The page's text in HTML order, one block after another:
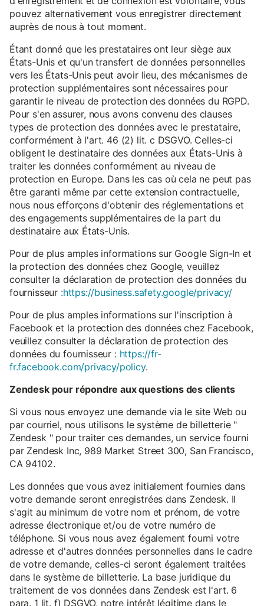
pouvez alternativement vous enregistrer directement
auprès de nous à tout moment.
Étant donné que les prestataires ont leur siège aux
États-Unis et qu'un transfert de données personnelles
vers les États-Unis peut avoir lieu, des mécanismes de
protection supplémentaires sont nécessaires pour
garantir le niveau de protection des données du RGPD.
Pour s'en assurer, nous avons convenu des clauses
types de protection des données avec le prestataire,
conformément à l'art. 46 (2) lit. c DSGVO. Celles-ci
obligent le destinataire des données aux États-Unis à
traiter les données conformément au niveau de
protection en Europe. Dans les cas où cela ne peut pas
être garanti même par cette extension contractuelle,
nous nous efforçons d'obtenir des réglementations et
des engagements supplémentaires de la part du
destinataire aux États-Unis.
Pour de plus amples informations sur Google Sign-In et
la protection des données chez Google, veuillez
consulter la déclaration de protection des données du
fournisseur :https://business.safety.google/privacy/
Pour de plus amples informations sur l'inscription à
Facebook et la protection des données chez Facebook,
veuillez consulter la déclaration de protection des
données du fournisseur : https://fr-
fr.facebook.com/privacy/policy.
Zendesk pour répondre aux questions des clients
Si vous nous envoyez une demande via le site Web ou
par courriel, nous utilisons le système de billetterie "
Zendesk " pour traiter ces demandes, un service fourni
par Zendesk Inc, 989 Market Street 300, San Francisco,
CA 94102.
Les données que vous avez initialement fournies dans
votre demande seront enregistrées dans Zendesk. Il
s'agit au minimum de votre nom et prénom, de votre
adresse électronique et/ou de votre numéro de
téléphone. Si vous nous avez également fourni votre
adresse et d'autres données personnelles dans le cadre
de votre demande, celles-ci seront également traitées
dans le système de billetterie. La base juridique du
traitement de vos données dans Zendesk est l'art. 6
para. 1 lit. f) DSGVO, notre intérêt légitime dans le